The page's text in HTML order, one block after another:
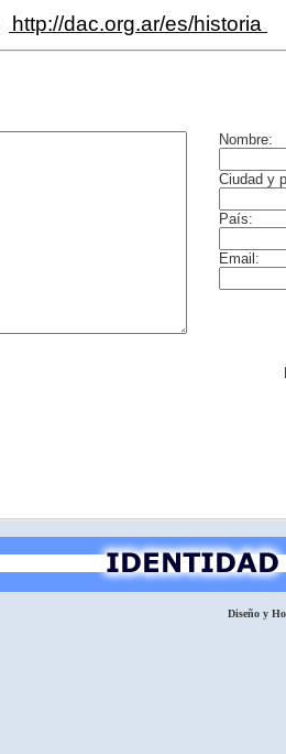
http://dac.org.ar/es/historia
Diseño y